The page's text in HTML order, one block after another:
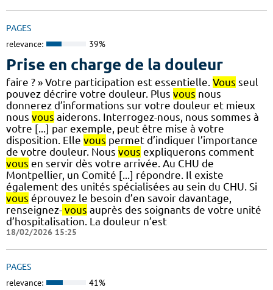
PAGES
relevance: 39%
Prise en charge de la douleur
faire ? » Votre participation est essentielle. Vous seul
pouvez décrire votre douleur. Plus vous nous
donnerez d’informations sur votre douleur et mieux
nous vous aiderons. Interrogez-nous, nous sommes à
votre [...] par exemple, peut être mise à votre
disposition. Elle vous permet d’indiquer l’importance
de votre douleur. Nous vous expliquerons comment
vous en servir dès votre arrivée. Au CHU de
Montpellier, un Comité [...] répondre. Il existe
également des unités spécialisées au sein du CHU. Si
vous éprouvez le besoin d’en savoir davantage,
renseignez- vous auprès des soignants de votre unité
d’hospitalisation. La douleur n’est
18/02/2026 15:25
PAGES
relevance: 41%